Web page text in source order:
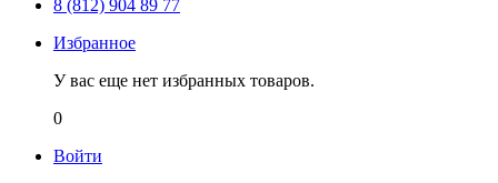
8 (812) 904 89 77
Избранное
У вас еще нет избранных товаров.
0
Войти